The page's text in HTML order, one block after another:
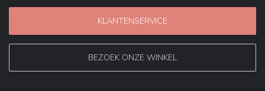
KLANTENSERVICE
BEZOEK ONZE WINKEL